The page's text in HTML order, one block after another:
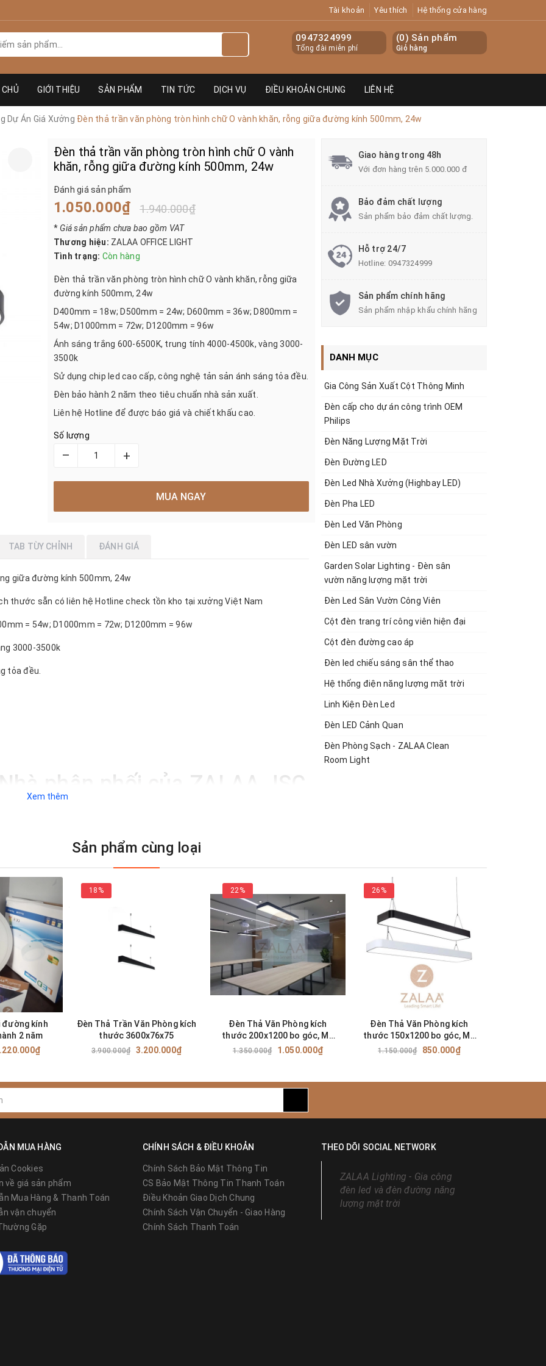
Tài khoản Yêu thích Hệ thống cửa hàng
(0) Sản phẩm
Giỏ hàng
0947324999
Tổng đài miễn phí
GIỚI THIỆU SẢN PHẨM TIN TỨC DỊCH VỤ ĐIỀU KHOẢN CHUNG LIÊN HỆ
Dự Án Giá Xưởng Đèn thả trần văn phòng tròn hình chữ O vành khăn, rỗng giữa đường kính 500mm, 24w
Đèn thả trần văn phòng tròn hình chữ O vành
khăn, rỗng giữa đường kính 500mm, 24w
Đánh giá sản phẩm
1.050.000₫ 1.940.000₫
*Giá sản phẩm chưa bao gồm VAT
Thương hiệu: ZALAA OFFICE LIGHT
Tình trạng: Còn hàng
Đèn thả trần văn phòng tròn hình chữ O vành khăn, rỗng giữa
đường kính 500mm, 24w
D400mm = 18w; D500mm = 24w; D600mm = 36w; D800mm =
54w; D1000mm = 72w; D1200mm = 96w
Ánh sáng trắng 600-6500K, trung tính 4000-4500k, vàng 3000-
3500k
Sử dụng chip led cao cấp, công nghệ tản sản ánh sáng tỏa đều.
Đèn bảo hành 2 năm theo tiêu chuẩn nhà sản xuất.
Liên hệ Hotline để được báo giá và chiết khấu cao.
Số lượng
– +
MUA NGAY
TAB TÙY CHỈNH ĐÁNH GIÁ
giữa đường kính 500mm, 24w
thước sẵn có liên hệ Hotline check tồn kho tại xưởng Việt Nam
= 54w; D1000mm = 72w; D1200mm = 96w
3000-3500k
tỏa đều.
phân phối của ZALAA JSC
cung cấp các sản phẩm
điện, hoạt động ổn định, tiết
Quý khách hàng và Người sử dụng!
P.Vạn Phúc, Q.Hà Đông, T.P Hà Nội
Xem thêm
Giao hàng trong 48h
Với đơn hàng trên 5.000.000 đ
Bảo đảm chất lượng
Sản phẩm bảo đảm chất lượng.
Hỗ trợ 24/7
Hotline: 0947324999
Sản phẩm chính hãng
Sản phẩm nhập khẩu chính hãng
DANH MỤC
Gia Công Sản Xuất Cột Thông Minh
Đèn cấp cho dự án công trình OEM
Philips
Đèn Năng Lượng Mặt Trời
Đèn Đường LED
Đèn Led Nhà Xưởng (Highbay LED)
Đèn Pha LED
Đèn Led Văn Phòng
Đèn LED sân vườn
Garden Solar Lighting - Đèn sân
vườn năng lượng mặt trời
Đèn Led Sân Vườn Công Viên
Cột đèn trang trí công viên hiện đại
Cột đèn đường cao áp
Đèn led chiếu sáng sân thể thao
Hệ thống điện năng lượng mặt trời
Linh Kiện Đèn Led
Đèn LED Cảnh Quan
Đèn Phòng Sạch - ZALAA Clean
Room Light
Sản phẩm cùng loại
đường kính
2 năm
18%
Đèn Thả Trần Văn Phòng kích
thước 3600x76x75
3.900.000₫ 3.200.000₫
22%
Đèn Thả Văn Phòng kích
thước 200x1200 bo góc, Mã
SP: ZTVPB200x1200
1.350.000₫ 1.050.000₫
26%
Đèn Thả Văn Phòng kích
thước 150x1200 bo góc, Mã
SP: ZTVPB150x1200
1.150.000₫ 850.000₫
MUA HÀNG
Cookies
về giá sản phẩm
Mua Hàng & Thanh Toán
vận chuyển
Gặp
CHÍNH SÁCH & ĐIỀU KHOẢN
Chính Sách Bảo Mật Thông Tin
CS Bảo Mật Thông Tin Thanh Toán
Điều Khoản Giao Dịch Chung
Chính Sách Vận Chuyển - Giao Hàng
Chính Sách Thanh Toán
THEO DÕI SOCIAL NETWORK
ZALAA Lighting - Gia công
đèn led và đèn đường năng
lượng mặt trời